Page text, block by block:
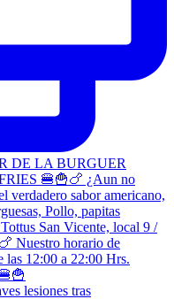
lesiones tras